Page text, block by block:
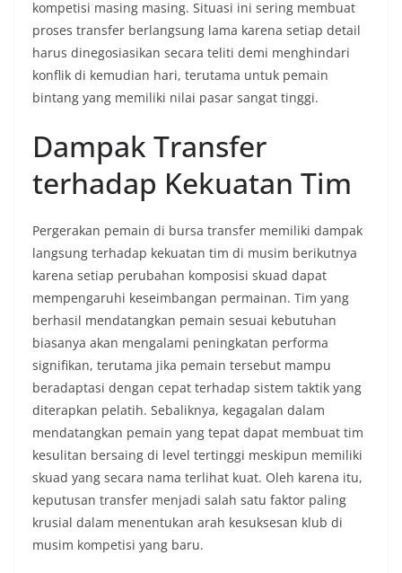
kompetisi masing masing. Situasi ini sering membuat
proses transfer berlangsung lama karena setiap detail
harus dinegosiasikan secara teliti demi menghindari
konflik di kemudian hari, terutama untuk pemain
bintang yang memiliki nilai pasar sangat tinggi.
Dampak Transfer
terhadap Kekuatan Tim
Pergerakan pemain di bursa transfer memiliki dampak
langsung terhadap kekuatan tim di musim berikutnya
karena setiap perubahan komposisi skuad dapat
mempengaruhi keseimbangan permainan. Tim yang
berhasil mendatangkan pemain sesuai kebutuhan
biasanya akan mengalami peningkatan performa
signifikan, terutama jika pemain tersebut mampu
beradaptasi dengan cepat terhadap sistem taktik yang
diterapkan pelatih. Sebaliknya, kegagalan dalam
mendatangkan pemain yang tepat dapat membuat tim
kesulitan bersaing di level tertinggi meskipun memiliki
skuad yang secara nama terlihat kuat. Oleh karena itu,
keputusan transfer menjadi salah satu faktor paling
krusial dalam menentukan arah kesuksesan klub di
musim kompetisi yang baru.